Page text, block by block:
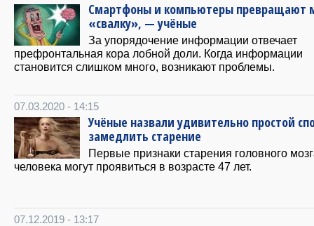
Смартфоны и компьютеры превращают
«свалку», — учёные
За упорядочение информации отвечает
префронтальная кора лобной доли. Когда информации
становится слишком много, возникают проблемы.
07.03.2020 - 14:15
Учёные назвали удивительно простой
замедлить старение
Первые признаки старения головного
человека могут проявиться в возрасте 47 лет.
07.12.2019 - 13:17